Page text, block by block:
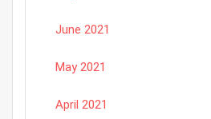
June 2021
May 2021
April 2021